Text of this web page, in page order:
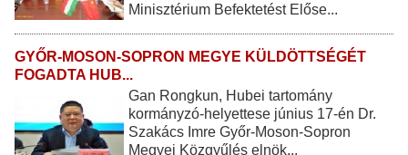
Minisztérium Befektetést Előse...
GYŐR-MOSON-SOPRON MEGYE KÜLDÖTTSÉGÉT
FOGADTA HUB...
Gan Rongkun, Hubei tartomány
kormányzó-helyettese június 17-én Dr.
Szakács Imre Győr-Moson-Sopron
Megyei Közgyűlés elnök...